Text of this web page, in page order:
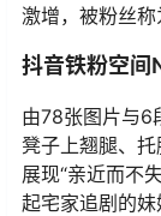
激增，被粉丝称
抖音铁粉空间
由78张图片与6
凳子上翘腿、托
展现“亲近而不
起宅家追剧的妹